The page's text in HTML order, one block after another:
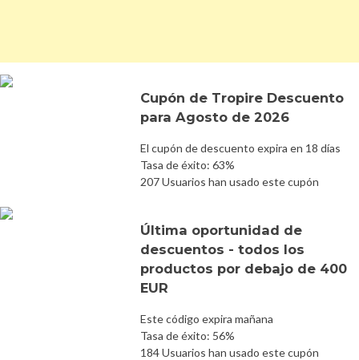
Cupón de Tropire Descuento
para Agosto de 2026
El cupón de descuento expira en 18 días
Tasa de éxito: 63%
207 Usuarios han usado este cupón
Última oportunidad de
descuentos - todos los
productos por debajo de 400
EUR
Este código expira mañana
Tasa de éxito: 56%
184 Usuarios han usado este cupón